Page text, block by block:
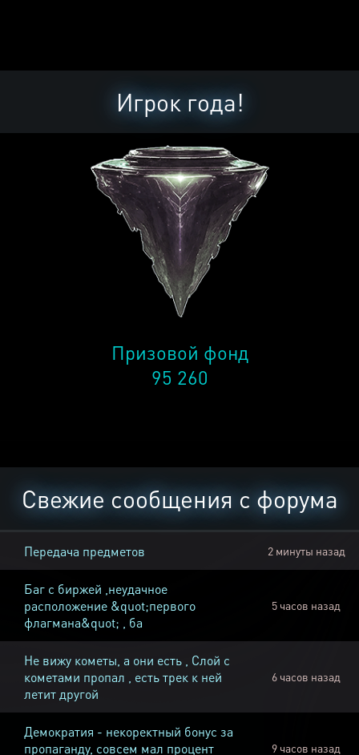
Игрок года!
Призовой фонд
95 260
Свежие сообщения с форума
Передача предметов 2 минуты назад
Баг с биржей ,неудачное
расположение &quot;первого
флагмана&quot; , ба
5 часов назад
Не вижу кометы, а они есть , Слой с
кометами пропал , есть трек к ней
летит другой
6 часов назад
Демократия - некоректный бонус за
пропаганду, совсем мал процент
9 часов назад